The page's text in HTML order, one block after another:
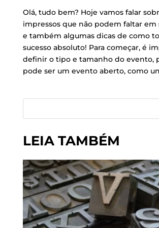
Olá, tudo bem? Hoje vamos falar
impressos que não podem faltar em
e também algumas dicas de como
sucesso absoluto! Para começar, é
definir o tipo e tamanho do evento,
pode ser um evento aberto, como
LEIA TAMBÉM